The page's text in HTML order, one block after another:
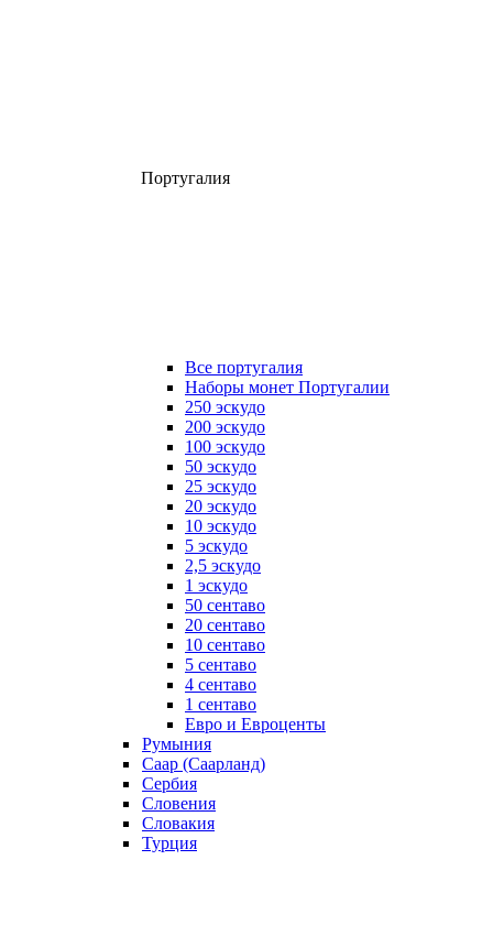
Португалия
Все португалия
Наборы монет Португалии
250 эскудо
200 эскудо
100 эскудо
50 эскудо
25 эскудо
20 эскудо
10 эскудо
5 эскудо
2,5 эскудо
1 эскудо
50 сентаво
20 сентаво
10 сентаво
5 сентаво
4 сентаво
1 сентаво
Евро и Евроценты
Румыния
Саар (Саарланд)
Сербия
Словения
Словакия
Турция